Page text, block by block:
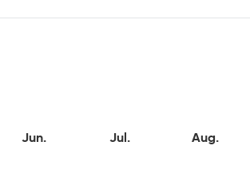
Jun. Jul. Aug.